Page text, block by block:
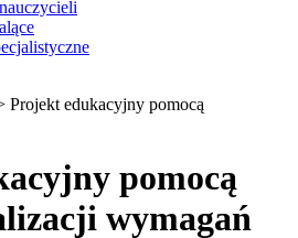
Projekt edukacyjny pomocą
pomocą
wymagań